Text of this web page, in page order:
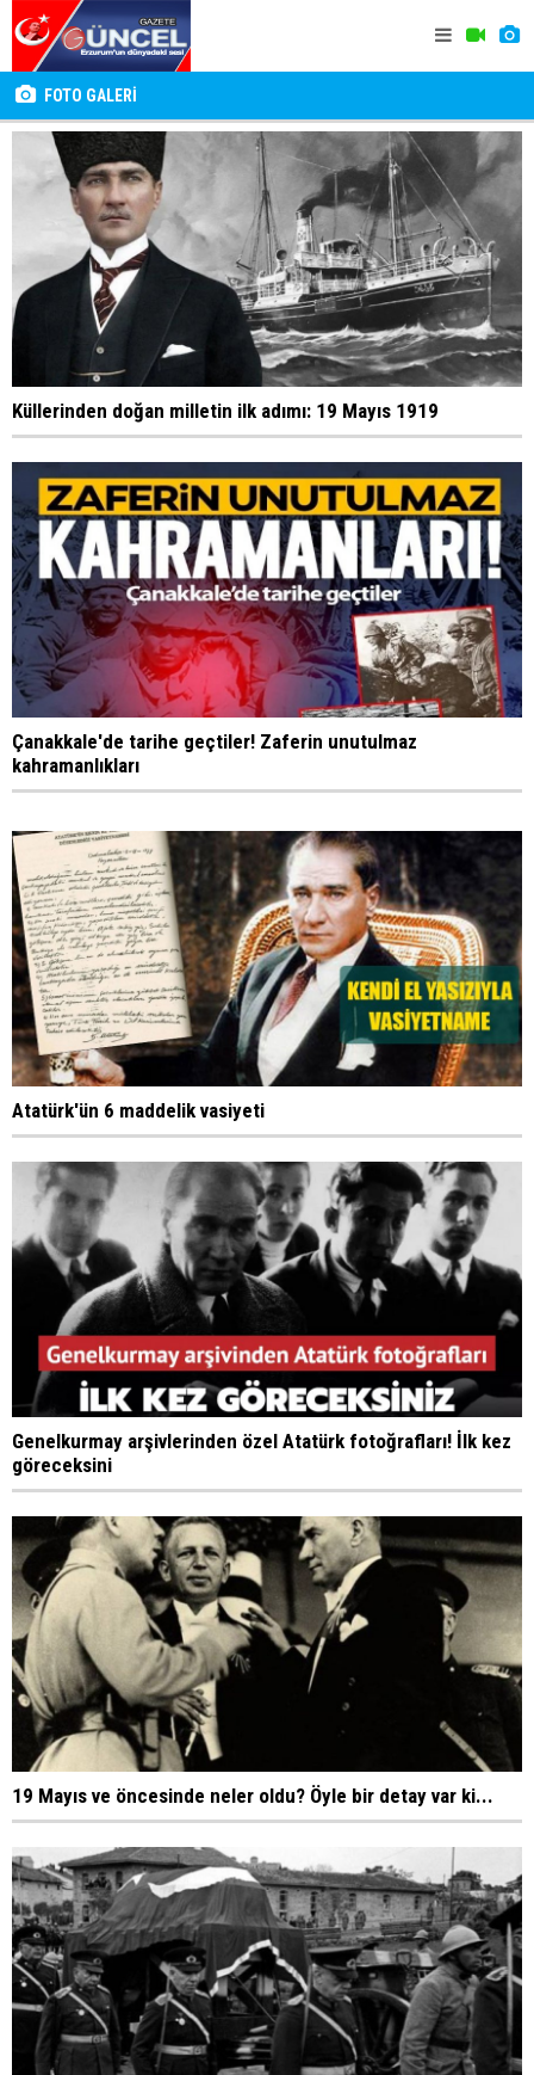
FOTO GALERİ
Küllerinden doğan milletin ilk adımı: 19 Mayıs 1919
Çanakkale'de tarihe geçtiler! Zaferin unutulmaz
kahramanlıkları
Atatürk'ün 6 maddelik vasiyeti
Genelkurmay arşivlerinden özel Atatürk fotoğrafları! İlk kez
göreceksini
19 Mayıs ve öncesinde neler oldu? Öyle bir detay var ki...